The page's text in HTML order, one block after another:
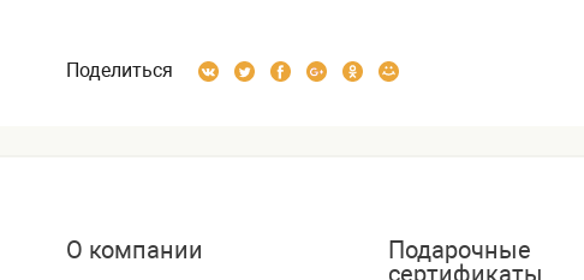
Поделиться
О компании
Подарочные
сертификаты